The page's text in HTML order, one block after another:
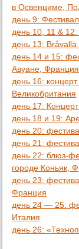
в Освенциме,
день 9:
день 10, 11 &
день 13:
день 14 и 15:
Авуане, Франция
день 16:
Великобритания
день 17:
день 18 и 19:
день 20:
день 21:
день 22: блюз-
городе Коньяк,
день 23:
Франция
день 24 — 25:
Италия
день 26: